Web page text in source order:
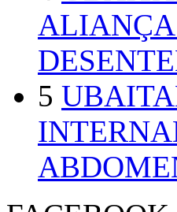
ALIANÇA
5